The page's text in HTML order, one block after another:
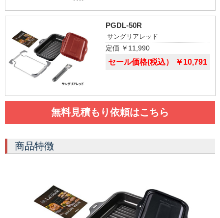
PGDL-50R
サングリアレッド
定価 ￥11,990
セール価格(税込） ￥10,791
無料見積もり依頼はこちら
商品特徴